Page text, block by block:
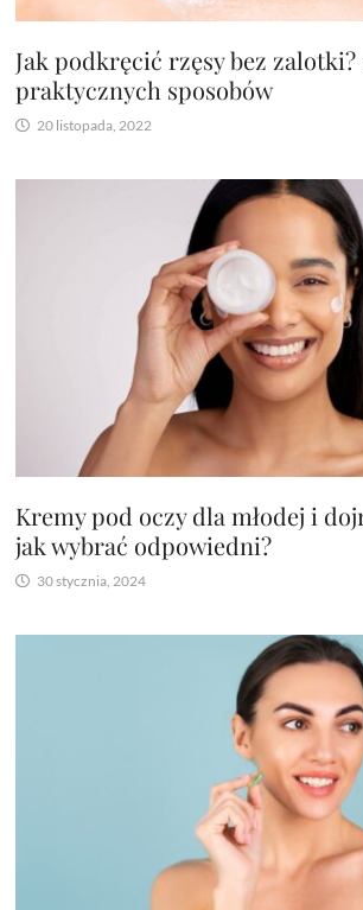
Jak podkręcić rzęsy bez zalotki?
praktycznych sposobów
20 listopada, 2022
Kremy pod oczy dla młodej i
jak wybrać odpowiedni?
30 stycznia, 2024